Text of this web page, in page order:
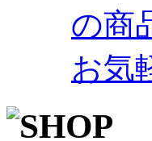
の商
お気